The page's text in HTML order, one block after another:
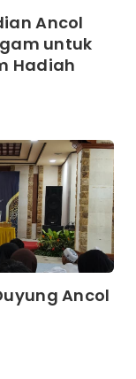
Ancol
untuk
Hadiah
Ancol